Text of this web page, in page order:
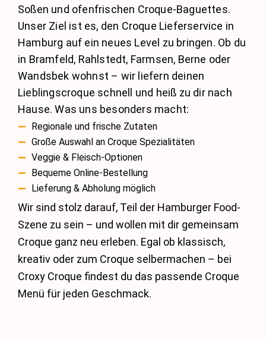
Soßen und ofenfrischen Croque-Baguettes.
Unser Ziel ist es, den Croque Lieferservice in
Hamburg auf ein neues Level zu bringen. Ob du
in Bramfeld, Rahlstedt, Farmsen, Berne oder
Wandsbek wohnst – wir liefern deinen
Lieblingscroque schnell und heiß zu dir nach
Hause. Was uns besonders macht:
Regionale und frische Zutaten
Große Auswahl an Croque Spezialitäten
Veggie & Fleisch-Optionen
Bequeme Online-Bestellung
Lieferung & Abholung möglich
Wir sind stolz darauf, Teil der Hamburger Food-
Szene zu sein – und wollen mit dir gemeinsam
Croque ganz neu erleben. Egal ob klassisch,
kreativ oder zum Croque selbermachen – bei
Croxy Croque findest du das passende Croque
Menü für jeden Geschmack.